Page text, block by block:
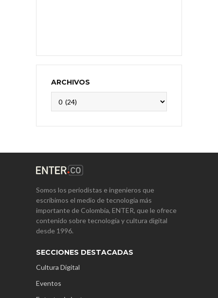
ARCHIVOS
Somos los periodistas e ingenieros que
escribimos el medio de tecnología más
importante de Colombia, ENTER, que le ofrece
contenido sobre tecnología y cultura digital
desde 1996.
SECCIONES DESTACADAS
Cultura Digital
Eventos